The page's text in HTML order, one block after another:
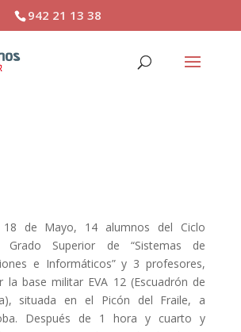
942 21 13 38
de Mayo, 14 alumnos del Ciclo
Grado Superior de “Sistemas de
e Informáticos” y 3 profesores,
la base militar EVA 12 (Escuadrón de
situada en el Picón del Fraile, a
Después de 1 hora y cuarto y